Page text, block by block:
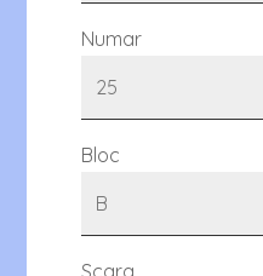
Numar
Bloc
Scara